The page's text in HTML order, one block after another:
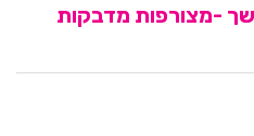
-מצורפות מדבקות